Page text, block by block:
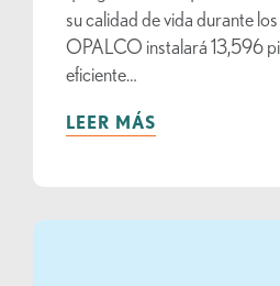
su calidad de vida durante
OPALCO instalará 13,596
eficiente…
LEER MÁS